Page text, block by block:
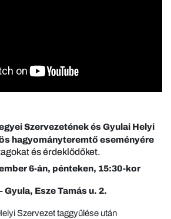
Szervezetének és Gyulai Helyi
hagyományteremtő eseményére
és érdeklődőket.
6-án, pénteken, 15:30-kor
Gyula, Esze Tamás u. 2.
Szervezet taggyűlése után